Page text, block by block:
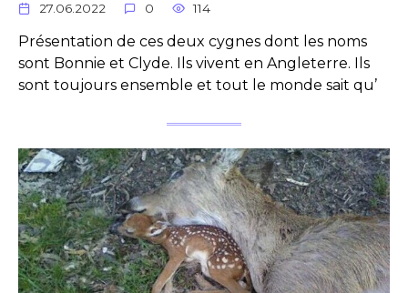
27.06.2022 0 114
Présentation de ces deux cygnes dont les noms
sont Bonnie et Clyde. Ils vivent en Angleterre. Ils
sont toujours ensemble et tout le monde sait qu’